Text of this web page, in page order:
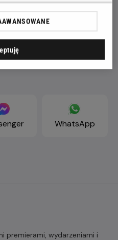
WhatsApp
premierami, wydarzeniami i